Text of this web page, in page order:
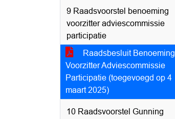
9 Raadsvoorstel benoeming
voorzitter adviescommissie
participatie
Raadsbesluit Benoeming
Voorzitter Adviescommissie
Participatie (toegevoegd op 4
maart 2025)
10 Raadsvoorstel Gunning